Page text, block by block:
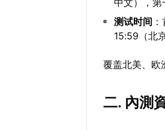
测试时间
15:59（北
覆盖北美、欧
二. 內測